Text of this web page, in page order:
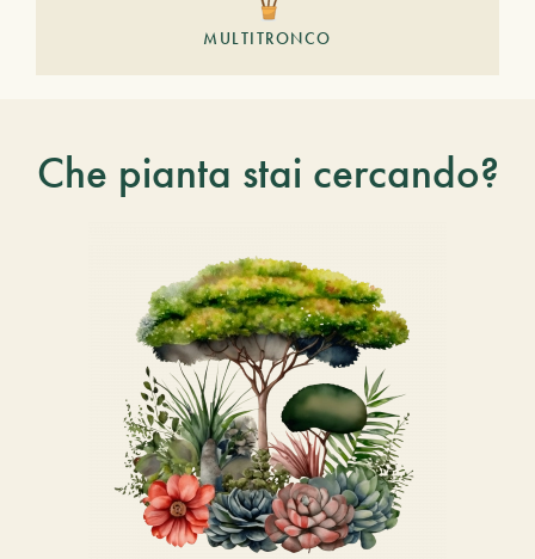
MULTITRONCO
Che pianta stai cercando?